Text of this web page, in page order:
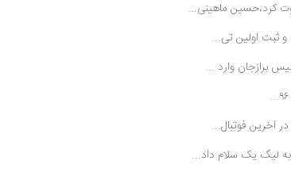
کرد،حسین ماهینی...
و ثبت اولین تی...
برازجان وارد ...
آخرین فوتبال...
لیگ یک سلام داد...